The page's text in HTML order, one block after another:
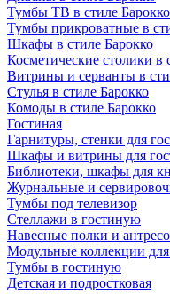
Тумбы ТВ в стиле Барокко
Тумбы прикроватные в
Шкафы в стиле Барокко
Косметические столики в
Витрины и серванты в
Стулья в стиле Барокко
Комоды в стиле Барокко
Гостиная
Гарнитуры, стенки для
Шкафы и витрины для
Библиотеки, шкафы для
Журнальные и
Тумбы под телевизор
Стеллажи в гостиную
Навесные полки и
Модульные коллекции
Тумбы в гостиную
Детская и подростковая